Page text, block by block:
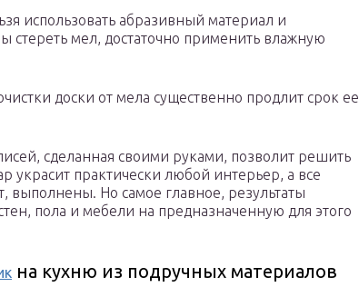
использовать абразивный материал и
стереть мел, достаточно применить влажную
доски от мела существенно продлит срок ее
сделанная своими руками, позволит решить
украсит практически любой интерьер, а все
выполнены. Но самое главное, результаты
пола и мебели на предназначенную для этого
на кухню из подручных материалов